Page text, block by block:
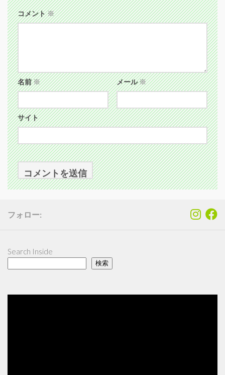
コメント※
名前※ メール※
サイト
フォロー:
Search Inside
検索